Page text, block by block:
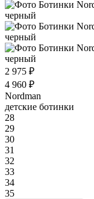
2 975 ₽
4 960 ₽
Nordman
детские ботинки
28
29
30
31
32
33
34
35